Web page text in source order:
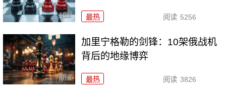
最热 阅读 5256
加里宁格勒的剑锋：10架俄战机
背后的地缘博弈
最热 阅读 3826